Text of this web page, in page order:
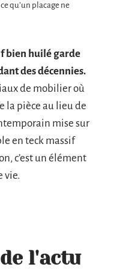
qu’un placage ne
bien huilé garde
des décennies.
de mobilier où
la pièce au lieu de
mise sur
en teck massif
c’est un élément
vie.
l'actu